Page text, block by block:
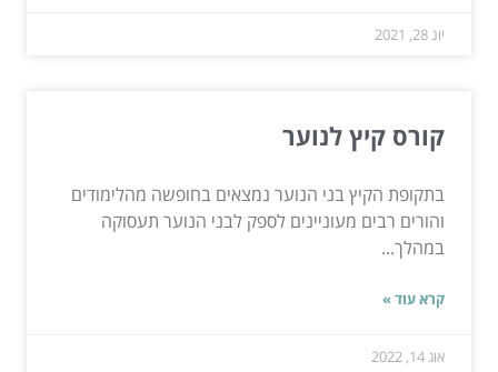
יונ 28, 2021
קורס קיץ לנוער
בתקופת הקיץ בני הנוער נמצאים בחופשה מהלימודים
והורים רבים מעוניינים לספק לבני הנוער תעסוקה
במהלך...
קרא עוד »
אוג 14, 2022